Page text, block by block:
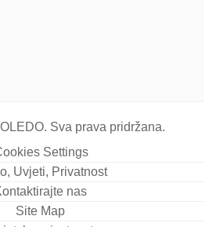
Sva prava pridržana.
Settings
Uvjeti, Privatnost
nas
Site Map